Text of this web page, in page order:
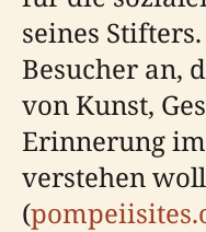
seines
Besucher an,
von Kunst,
Erinnerung
verstehen
(